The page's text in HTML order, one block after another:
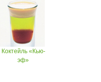
Коктейль «Кью-
эф»